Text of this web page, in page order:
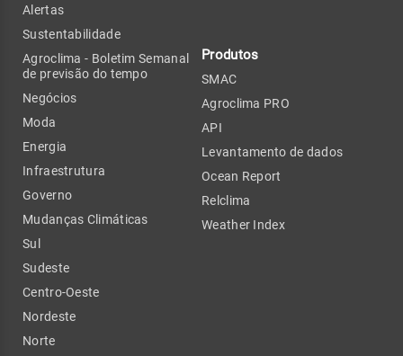
Alertas
Sustentabilidade
Agroclima - Boletim Semanal
de previsão do tempo
Negócios
Moda
Energia
Infraestrutura
Governo
Mudanças Climáticas
Sul
Sudeste
Centro-Oeste
Nordeste
Norte
Produtos
SMAC
Agroclima PRO
API
Levantamento de dados
Ocean Report
Relclima
Weather Index